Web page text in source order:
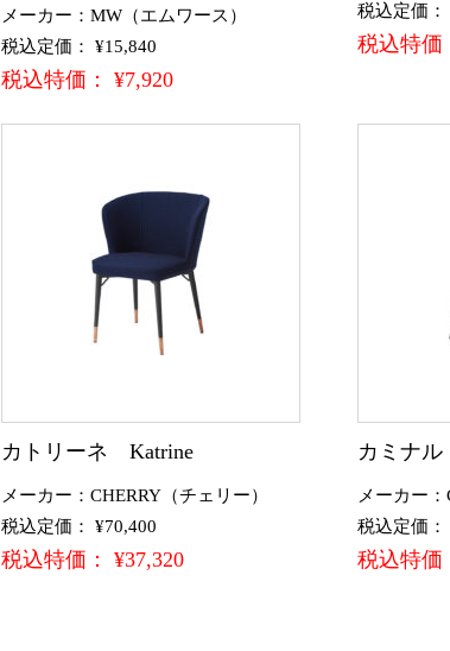
メーカー：MW（エムワース）
税込定価： ¥15,840
税込特価： ¥7,920
税込定価：
税込特価
カトリーネ Katrine
メーカー：CHERRY（チェリー）
税込定価： ¥70,400
税込特価： ¥37,320
カミナ
メーカー：
税込定価：
税込特価